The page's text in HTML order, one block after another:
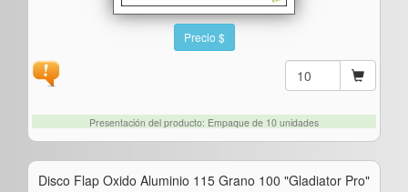
Precio $
Presentación del producto: Empaque de 10 unidades
Disco Flap Oxido Aluminio 115 Grano 100 "gladiator Pro"